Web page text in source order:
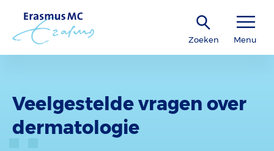
Zoeken Menu
Veelgestelde vragen over
dermatologie